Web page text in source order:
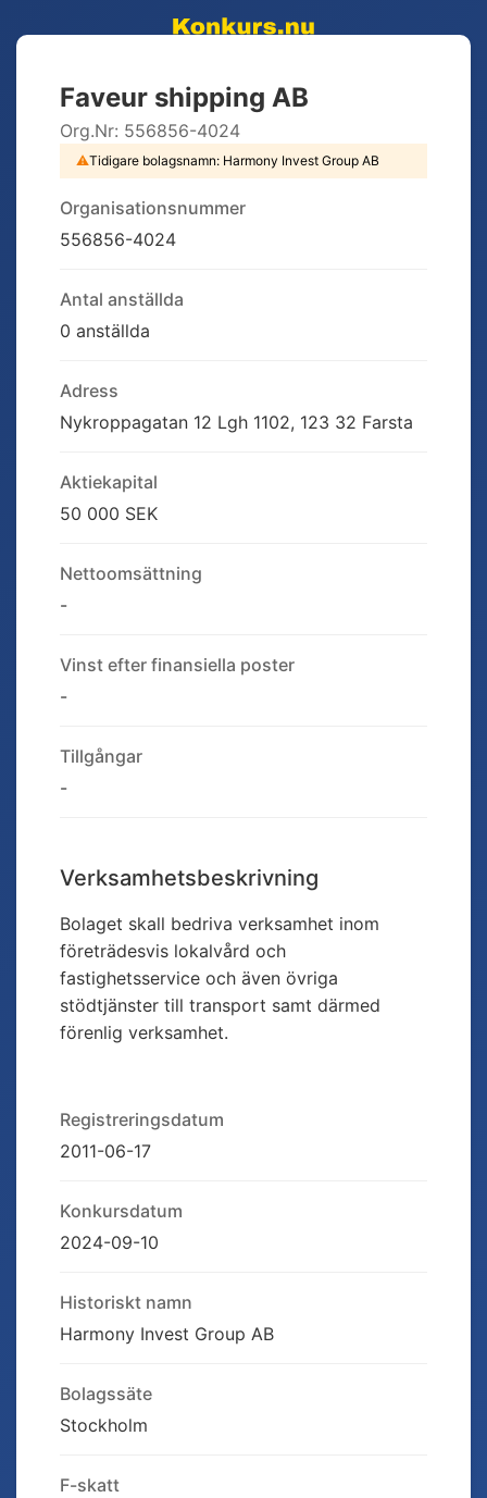
Faveur shipping AB
Org.Nr: 556856-4024
⚠Tidigare bolagsnamn: Harmony Invest Group AB
Organisationsnummer
556856-4024
Antal anställda
0 anställda
Adress
Nykroppagatan 12 Lgh 1102, 123 32 Farsta
Aktiekapital
50 000 SEK
Nettoomsättning
-
Vinst efter finansiella poster
-
Tillgångar
-
Verksamhetsbeskrivning
Bolaget skall bedriva verksamhet inom
företrädesvis lokalvård och
fastighetsservice och även övriga
stödtjänster till transport samt därmed
förenlig verksamhet.
Registreringsdatum
2011-06-17
Konkursdatum
2024-09-10
Historiskt namn
Harmony Invest Group AB
Bolagssäte
Stockholm
F-skatt